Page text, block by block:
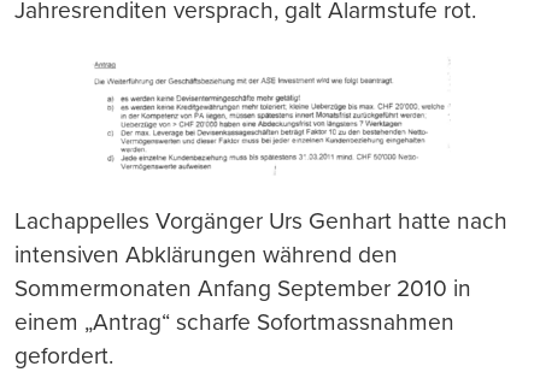
Jahresrenditen versprach, galt Alarmstufe rot.
Lachappelles Vorgänger Urs Genhart hatte nach
intensiven Abklärungen während den
Sommermonaten Anfang September 2010 in
einem „Antrag“ scharfe Sofortmassnahmen
gefordert.